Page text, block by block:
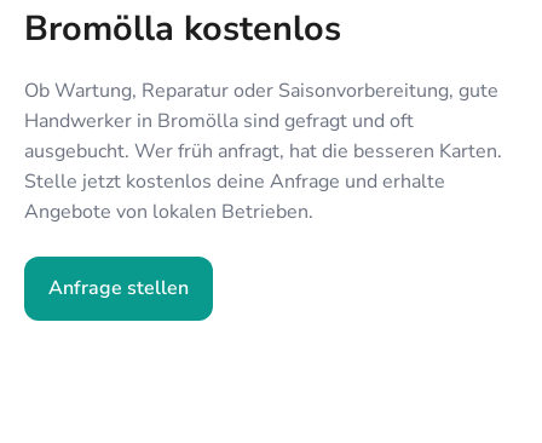
Bromölla kostenlos
Ob Wartung, Reparatur oder Saisonvorbereitung, gute
Handwerker in Bromölla sind gefragt und oft
ausgebucht. Wer früh anfragt, hat die besseren Karten.
Stelle jetzt kostenlos deine Anfrage und erhalte
Angebote von lokalen Betrieben.
Anfrage stellen